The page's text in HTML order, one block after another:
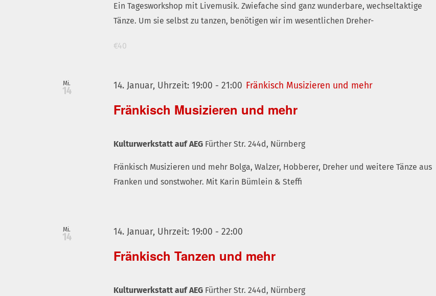
Ein Tagesworkshop mit Livemusik. Zwiefache sind ganz wunderbare, wechseltaktige
Tänze. Um sie selbst zu tanzen, benötigen wir im wesentlichen Dreher-
€40
Mi.
14
Fränkisch Musizieren und mehr
14. Januar, Uhrzeit: 19:00 -21:00 Fränkisch Musizieren und mehr
Kulturwerkstatt auf AEG Fürther Str. 244d, Nürnberg
Fränkisch Musizieren und mehr Bolga, Walzer, Hobberer, Dreher und weitere Tänze aus
Franken und sonstwoher. Mit Karin Bümlein & Steffi
Mi.
14
Fränkisch Tanzen und mehr
14. Januar, Uhrzeit: 19:00 -22:00
und
Kulturwerkstatt auf AEG Fürther Str. 244d, Nürnberg